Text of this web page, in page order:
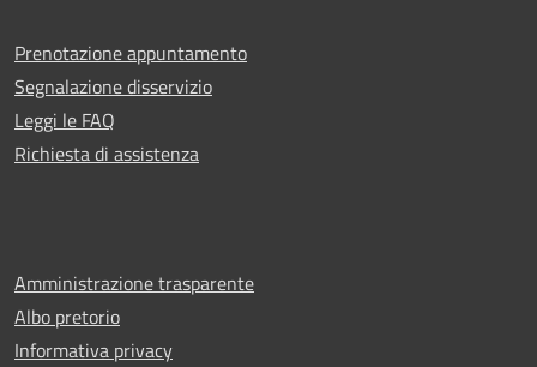
Prenotazione appuntamento
Segnalazione disservizio
Leggi le FAQ
Richiesta di assistenza
Amministrazione trasparente
Albo pretorio
Informativa privacy